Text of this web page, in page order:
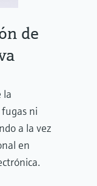
de
la
ni
a la vez
en